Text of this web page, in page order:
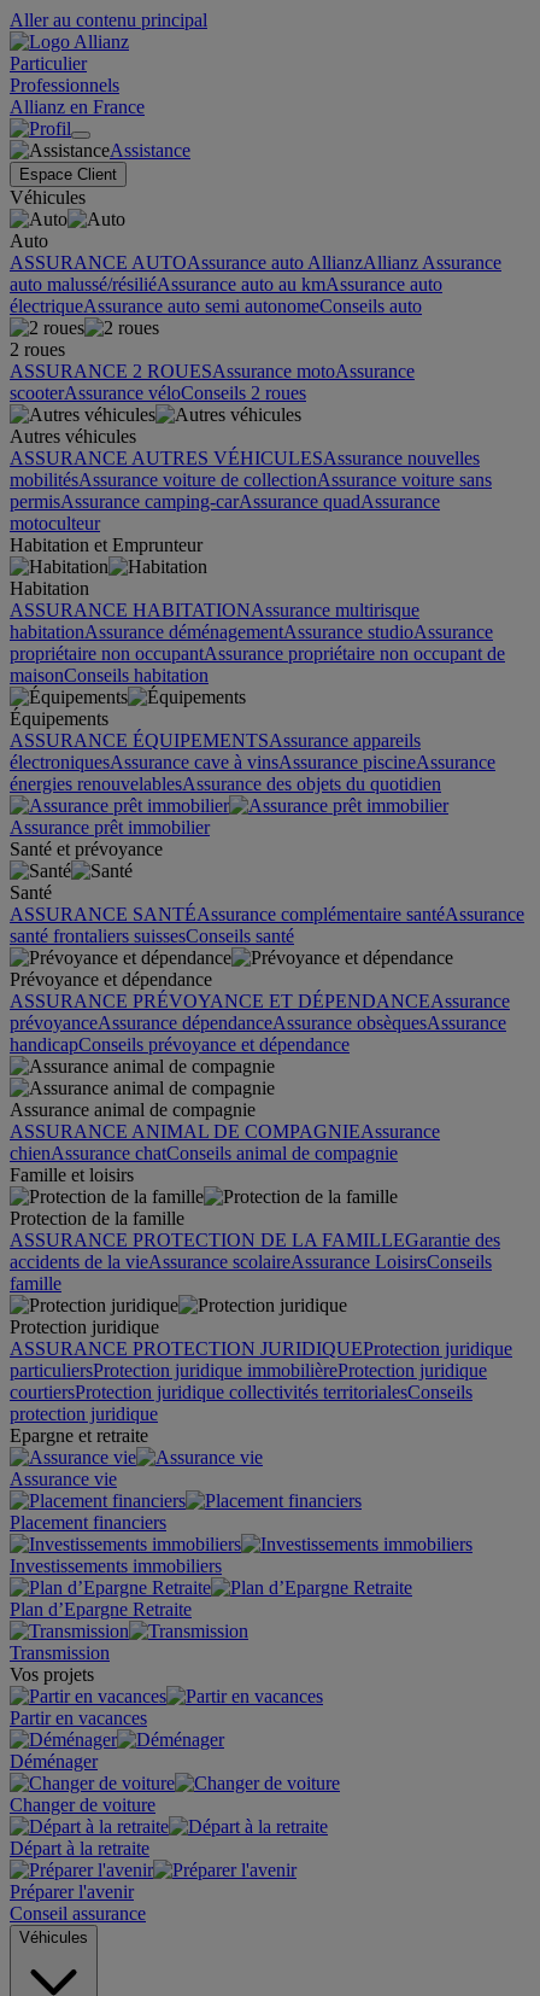
Aller au contenu principal
Particulier
Professionnels
Allianz en France
Assistance
Espace Client
Véhicules
Auto
ASSURANCE AUTOAssurance auto AllianzAllianz Assurance
auto malussé/résiliéAssurance auto au kmAssurance auto
électriqueAssurance auto semi autonomeConseils auto
2 roues
ASSURANCE 2 ROUESAssurance motoAssurance
scooterAssurance véloConseils 2 roues
Autres véhicules
ASSURANCE AUTRES VÉHICULESAssurance nouvelles
mobilitésAssurance voiture de collectionAssurance voiture sans
permisAssurance camping-carAssurance quadAssurance
motoculteur
Habitation et Emprunteur
Habitation
ASSURANCE HABITATIONAssurance multirisque
habitationAssurance déménagementAssurance studioAssurance
propriétaire non occupantAssurance propriétaire non occupant de
maisonConseils habitation
Équipements
ASSURANCE ÉQUIPEMENTSAssurance appareils
électroniquesAssurance cave à vinsAssurance piscineAssurance
énergies renouvelablesAssurance des objets du quotidien
Assurance prêt immobilier
Santé et prévoyance
Santé
ASSURANCE SANTÉAssurance complémentaire santéAssurance
santé frontaliers suissesConseils santé
Prévoyance et dépendance
ASSURANCE PRÉVOYANCE ET DÉPENDANCEAssurance
prévoyanceAssurance dépendanceAssurance obsèquesAssurance
handicapConseils prévoyance et dépendance
Assurance animal de compagnie
ASSURANCE ANIMAL DE COMPAGNIEAssurance
chienAssurance chatConseils animal de compagnie
Famille et loisirs
Protection de la famille
ASSURANCE PROTECTION DE LA FAMILLEGarantie des
accidents de la vieAssurance scolaireAssurance LoisirsConseils
famille
Protection juridique
ASSURANCE PROTECTION JURIDIQUEProtection juridique
particuliersProtection juridique immobilièreProtection juridique
courtiersProtection juridique collectivités territorialesConseils
protection juridique
Epargne et retraite
Assurance vie
Placement financiers
Investissements immobiliers
Plan d’Epargne Retraite
Transmission
Vos projets
Partir en vacances
Déménager
Changer de voiture
Départ à la retraite
Préparer l'avenir
Conseil assurance
Véhicules